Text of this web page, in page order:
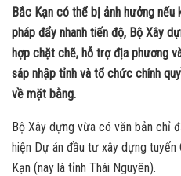
Bắc Kạn có thể bị ảnh hưởng
pháp đẩy nhanh tiến độ, Bộ Xây
hợp chặt chẽ, hỗ trợ địa phương
sáp nhập tỉnh và tổ chức chính
về mặt bằng.
Bộ Xây dựng vừa có văn bản chỉ
hiện Dự án đầu tư xây dựng
Kạn (nay là tỉnh Thái Nguyên).